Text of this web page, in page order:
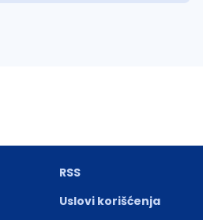
RSS
Uslovi korišćenja